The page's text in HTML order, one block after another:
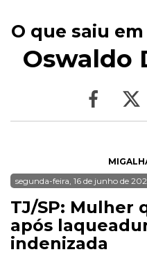
O que saiu
Oswaldo
segunda-feira, 16 de junho de
TJ/SP: Mulher
após
indenizada